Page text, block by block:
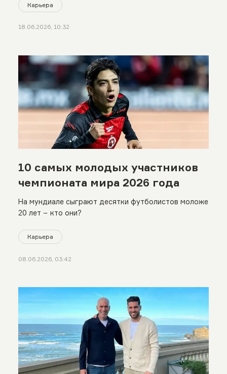
Карьера
18.06.2026, 10:32
10 самых молодых участников
чемпионата мира 2026 года
На мундиале сыграют десятки футболистов моложе
20 лет − кто они?
Карьера
08.06.2026, 03:42